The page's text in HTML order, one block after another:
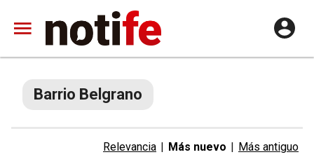
Barrio Belgrano
Relevancia | Más nuevo | Más antiguo